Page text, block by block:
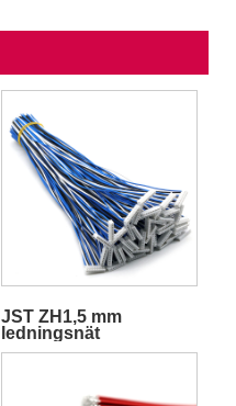
JST ZH1,5 mm
ledningsnät